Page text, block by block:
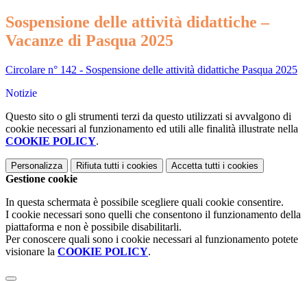
Sospensione delle attività didattiche –
Vacanze di Pasqua 2025
Circolare n° 142 - Sospensione delle attività didattiche Pasqua 2025
Notizie
Questo sito o gli strumenti terzi da questo utilizzati si avvalgono di
cookie necessari al funzionamento ed utili alle finalità illustrate nella
COOKIE POLICY.
Personalizza Rifiuta tutti i cookies Accetta tutti i cookies
Gestione cookie
In questa schermata è possibile scegliere quali cookie consentire.
I cookie necessari sono quelli che consentono il funzionamento della
piattaforma e non è possibile disabilitarli.
Per conoscere quali sono i cookie necessari al funzionamento potete
visionare la COOKIE POLICY.